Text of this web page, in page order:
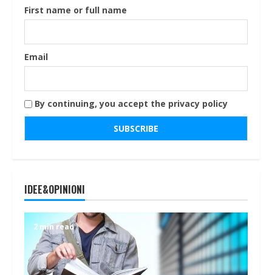
First name or full name
Email
By continuing, you accept the privacy policy
IDEE&OPINIONI
2 min read